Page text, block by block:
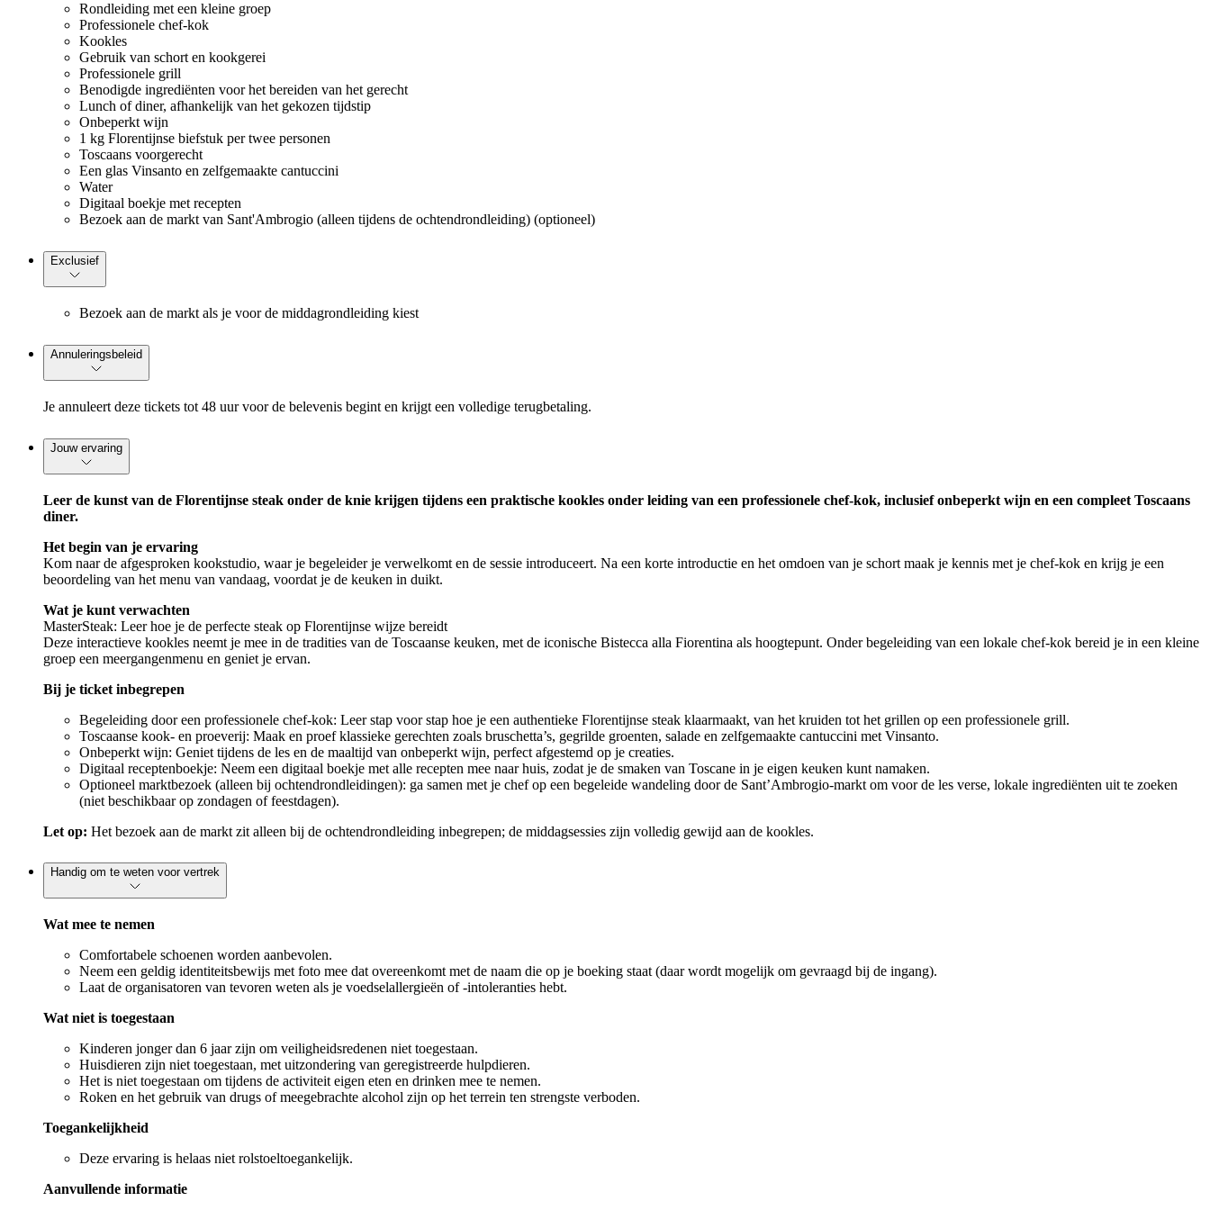
Rondleiding met een kleine groep
Professionele chef-kok
Kookles
Gebruik van schort en kookgerei
Professionele grill
Benodigde ingrediënten voor het bereiden van het gerecht
Lunch of diner, afhankelijk van het gekozen tijdstip
Onbeperkt wijn
1 kg Florentijnse biefstuk per twee personen
Toscaans voorgerecht
Een glas Vinsanto en zelfgemaakte cantuccini
Water
Digitaal boekje met recepten
Bezoek aan de markt van Sant'Ambrogio (alleen tijdens de ochtendrondleiding) (optioneel)
Exclusief
Bezoek aan de markt als je voor de middagrondleiding kiest
Annuleringsbeleid
Je annuleert deze tickets tot 48 uur voor de belevenis begint en krijgt een volledige terugbetaling.
Jouw ervaring
Leer de kunst van de Florentijnse steak onder de knie krijgen tijdens een praktische kookles onder leiding van een professionele chef-kok, inclusief onbeperkt wijn en een compleet Toscaans
diner.
Het begin van je ervaring
Kom naar de afgesproken kookstudio, waar je begeleider je verwelkomt en de sessie introduceert. Na een korte introductie en het omdoen van je schort maak je kennis met je chef-kok en krijg je een
beoordeling van het menu van vandaag, voordat je de keuken in duikt.
Wat je kunt verwachten
MasterSteak: Leer hoe je de perfecte steak op Florentijnse wijze bereidt
Deze interactieve kookles neemt je mee in de tradities van de Toscaanse keuken, met de iconische Bistecca alla Fiorentina als hoogtepunt. Onder begeleiding van een lokale chef-kok bereid je in een kleine
groep een meergangenmenu en geniet je ervan.
Bij je ticket inbegrepen
Begeleiding door een professionele chef-kok: Leer stap voor stap hoe je een authentieke Florentijnse steak klaarmaakt, van het kruiden tot het grillen op een professionele grill.
Toscaanse kook- en proeverij: Maak en proef klassieke gerechten zoals bruschetta’s, gegrilde groenten, salade en zelfgemaakte cantuccini met Vinsanto.
Onbeperkt wijn: Geniet tijdens de les en de maaltijd van onbeperkt wijn, perfect afgestemd op je creaties.
Digitaal receptenboekje: Neem een digitaal boekje met alle recepten mee naar huis, zodat je de smaken van Toscane in je eigen keuken kunt namaken.
Optioneel marktbezoek (alleen bij ochtendrondleidingen): ga samen met je chef op een begeleide wandeling door de Sant’Ambrogio-markt om voor de les verse, lokale ingrediënten uit te zoeken
(niet beschikbaar op zondagen of feestdagen).
Let op: Het bezoek aan de markt zit alleen bij de ochtendrondleiding inbegrepen; de middagsessies zijn volledig gewijd aan de kookles.
Handig om te weten voor vertrek
Wat mee te nemen
Comfortabele schoenen worden aanbevolen.
Neem een geldig identiteitsbewijs met foto mee dat overeenkomt met de naam die op je boeking staat (daar wordt mogelijk om gevraagd bij de ingang).
Laat de organisatoren van tevoren weten als je voedselallergieën of -intoleranties hebt.
Wat niet is toegestaan
Kinderen jonger dan 6 jaar zijn om veiligheidsredenen niet toegestaan.
Huisdieren zijn niet toegestaan, met uitzondering van geregistreerde hulpdieren.
Het is niet toegestaan om tijdens de activiteit eigen eten en drinken mee te nemen.
Roken en het gebruik van drugs of meegebrachte alcohol zijn op het terrein ten strengste verboden.
Toegankelijkheid
Deze ervaring is helaas niet rolstoeltoegankelijk.
Aanvullende informatie